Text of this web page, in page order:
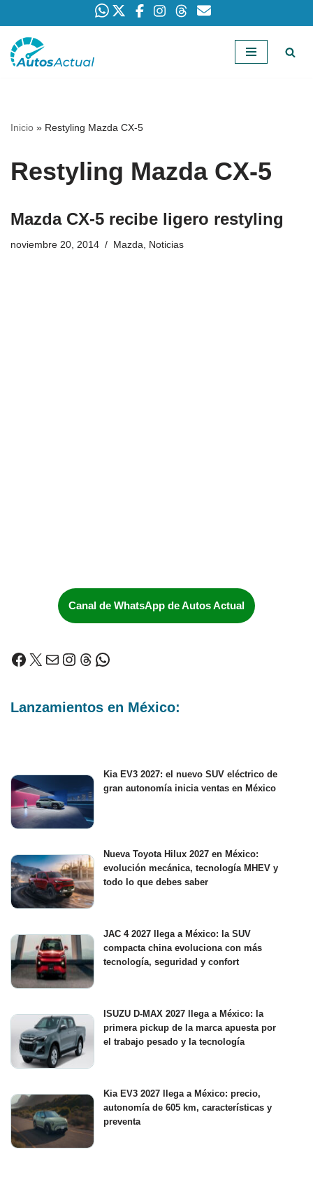
Saltar
Inicio » Restyling Mazda CX-5
Restyling Mazda CX-5
Mazda CX-5 recibe ligero restyling
noviembre 20, 2014 Mazda, Noticias
Canal de WhatsApp de Autos Actual
Lanzamientos en México:
Kia EV3 2027: el nuevo SUV eléctrico de
gran autonomía inicia ventas en México
Nueva Toyota Hilux 2027 en México:
evolución mecánica, tecnología MHEV y
todo lo que debes saber
JAC 4 2027 llega a México: la SUV
compacta china evoluciona con más
tecnología, seguridad y confort
ISUZU D-MAX 2027 llega a México: la
primera pickup de la marca apuesta por
el trabajo pesado y la tecnología
Kia EV3 2027 llega a México: precio,
autonomía de 605 km, características y
preventa